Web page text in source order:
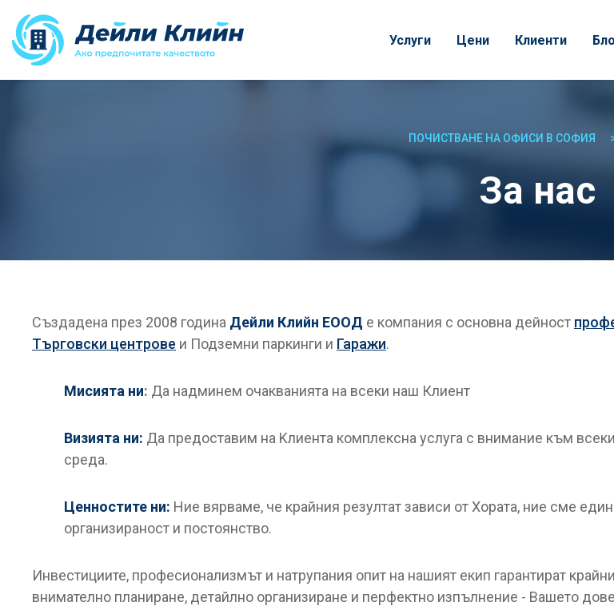
Услуги Цени Клиенти
ПОЧИСТВАНЕ НА ОФИСИ В СОФИЯ
За нас
Създадена през 2008 година Дейли Клийн ЕООД е компания с основна дейност
Търговски центрове и Подземни паркинги и Гаражи.
Мисията ни: Да надминем очакванията на всеки наш Клиент
Визията ни: Да предоставим на Kлиента комплексна услуга с внимание към
среда.
Ценностите ни: Ние вярваме, че крайния резултат зависи от Хората, ние сме
организираност и постоянство.
Инвестициите, професионализмът и натрупания опит на нашият екип гарантират
внимателно планиране, детайлно организиране и перфектно изпълнение - Вашето